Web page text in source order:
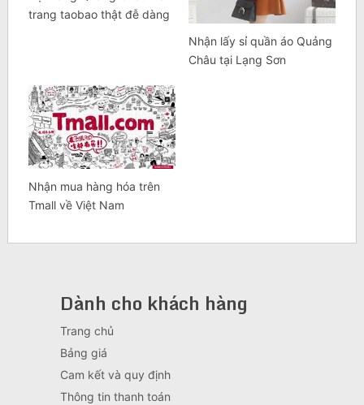
trang taobao thật đễ dàng
Nhận lấy sỉ quần áo Quảng
Châu tại Lạng Sơn
Nhận mua hàng hóa trên
Tmall về Việt Nam
Dành cho khách hàng
Trang chủ
Bảng giá
Cam kết và quy định
Thông tin thanh toán